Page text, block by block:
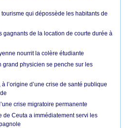
qui dépossède les habitants de
gagnants de la location de courte durée à
nourrit la colère étudiante
grand physicien se penche sur les
l’origine d’une crise de santé publique
crise migratoire permanente
de Ceuta a immédiatement servi les